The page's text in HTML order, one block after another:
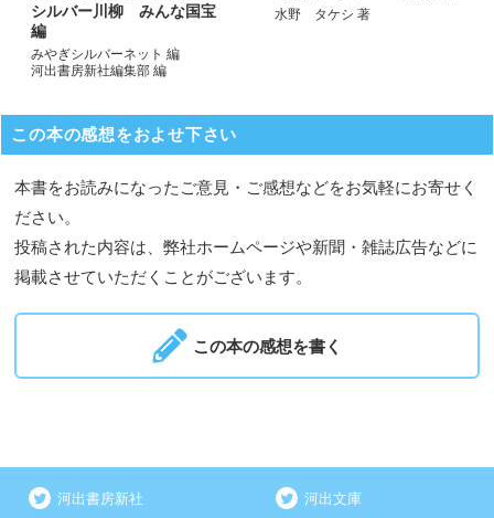
シルバー川柳 みんな国宝
編
みやぎシルバーネット 編
河出書房新社編集部 編
水野 タケシ 著
この本の感想をおよせ下さい
本書をお読みになったご意見・ご感想などをお気軽にお寄せく
ださい。
投稿された内容は、弊社ホームページや新聞・雑誌広告などに
掲載させていただくことがございます。
この本の感想を書く
河出書房新社 河出文庫